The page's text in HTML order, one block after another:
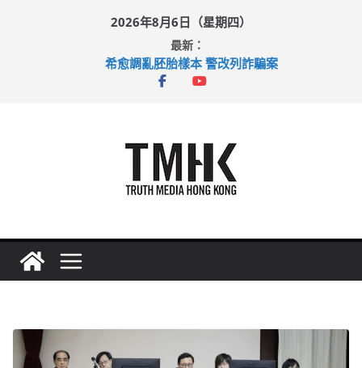
2026年8月6日（星期四）
最新：
希愈調亂胚胎樣本 警改列詐騙案
足球盛會次場激戰 祖雲達斯挫車路士